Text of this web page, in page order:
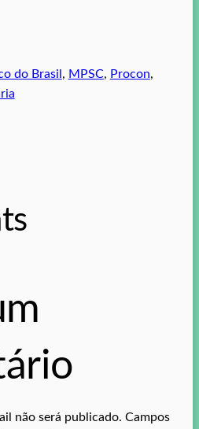
do Brasil , MPSC, Procon
não será publicado. Campos